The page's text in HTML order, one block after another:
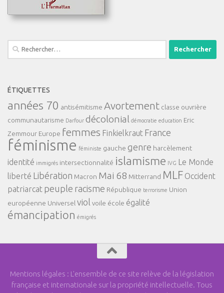
Rechercher :
ÉTIQUETTES
années 70 antisémitisme Avortement classe ouvrière
communautarisme Darfour décolonial démocratie education Eric
Zemmour Europe femmes Finkielkraut France
féminisme féministe gauche genre harcèlement
identité immigrés intersectionnalité islamisme IVG Le Monde
liberté Libération Macron Mai 68 Mitterrand MLF Occident
patriarcat peuple racisme République terrorisme Union
européenne Universel viol voile école égalité
émancipation émigrés
Mentions légales : L'ensemble de ce site relève de la législation
française et internationale sur la propriété intellectuelle. Tous